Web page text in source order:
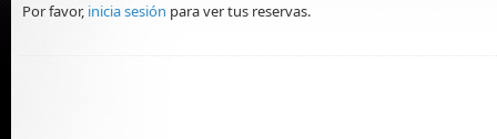
Por favor, inicia sesión para ver tus reservas.